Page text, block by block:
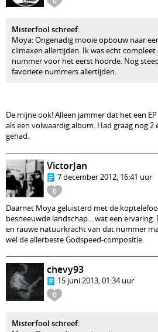
Misterfool schreef:
Moya: Ongenadig mooie opbouw naar
climaxen allertijden. Ik was echt
nummer voor het eerst hoorde. Nog
favoriete nummers allertijden.
De mijne ook! Alleen jammer dat het een
als een volwaardig album. Had graag nog
gehad.
0
VictorJan
7 december 2012, 16:41 uur
Daarnet Moya geluisterd met de
besneeuwde landschap... wat een
en rauwe natuurkracht van dat nummer
wel de allerbeste Godspeed-compositie.
0
chevy93
15 juni 2013, 01:34 uur
Misterfool schreef: